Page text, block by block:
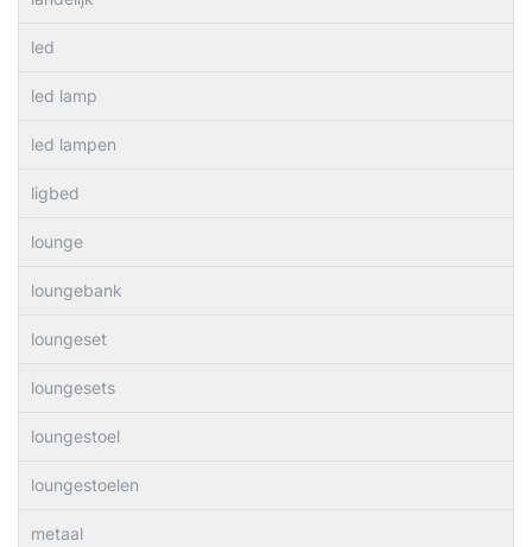
led
led lamp
led lampen
ligbed
lounge
loungebank
loungeset
loungesets
loungestoel
loungestoelen
metaal